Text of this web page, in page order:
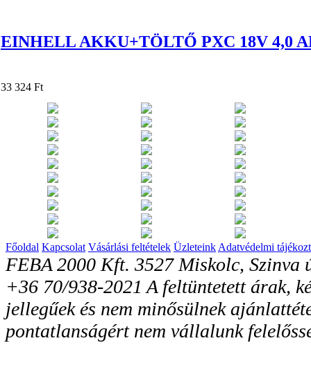
EINHELL AKKU+TÖLTŐ PXC 18V 4,0
33 324 Ft
Főoldal Kapcsolat Vásárlási feltételek Üzleteink Adatvédelmi
FEBA 2000 Kft. 3527 Miskolc,
+36 70/938-2021 A feltüntetett árak,
jellegűek és nem minősülnek
pontatlanságért nem vállalunk